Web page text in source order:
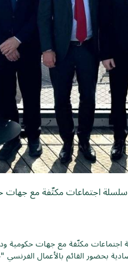
سلسلة اجتماعات مكثّفة مع
اجتماعات مكثّفة مع جهات حكومية
بحضور القائم بالأعمال